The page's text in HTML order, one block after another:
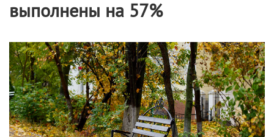
выполнены на 57%